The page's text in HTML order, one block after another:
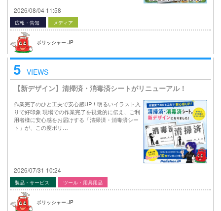
2026/08/04 11:58
広報・告知 メディア
ポリッシャー.JP
5 VIEWS
【新デザイン】清掃済・消毒済シートがリニューアル！
作業完了のひと工夫で安心感UP！明るいイラスト入
りで好印象 現場での作業完了を視覚的に伝え、ご利
用者様に安心感をお届けする「清掃済・消毒済シー
ト」が、この度ポリ…
2026/07/31 10:24
製品・サービス ツール・用具用品
ポリッシャー.JP